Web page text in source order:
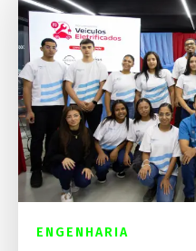
ENGENHARIA